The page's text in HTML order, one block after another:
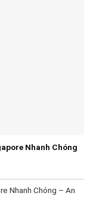
Nhanh Chóng
Nhanh Chóng – An